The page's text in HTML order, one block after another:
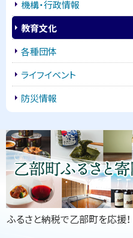
ー
機構・行政情報
教育文化
各種団体
ライフイベント
防災情報
ピ
ッ
ク
ア
ッ
プ
ふるさと納税で乙部町を応援！